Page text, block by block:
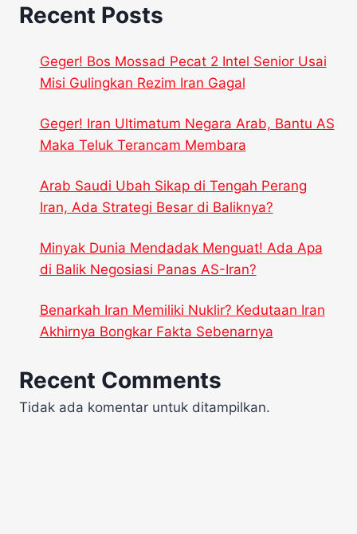
Recent Posts
Geger! Bos Mossad Pecat 2 Intel Senior Usai
Misi Gulingkan Rezim Iran Gagal
Geger! Iran Ultimatum Negara Arab, Bantu AS
Maka Teluk Terancam Membara
Arab Saudi Ubah Sikap di Tengah Perang
Iran, Ada Strategi Besar di Baliknya?
Minyak Dunia Mendadak Menguat! Ada Apa
di Balik Negosiasi Panas AS-Iran?
Benarkah Iran Memiliki Nuklir? Kedutaan Iran
Akhirnya Bongkar Fakta Sebenarnya
Recent Comments
Tidak ada komentar untuk ditampilkan.